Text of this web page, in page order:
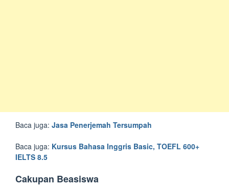
Baca juga: Jasa Penerjemah Tersumpah
Baca juga: Kursus Bahasa Inggris Basic, TOEFL 600+
IELTS 8.5
Cakupan Beasiswa